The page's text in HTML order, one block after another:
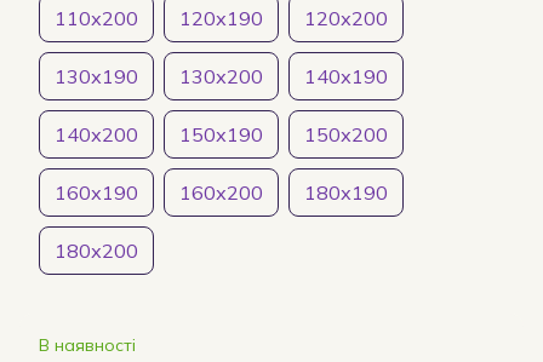
110х200 120х190 120х200
130х190 130х200 140х190
140х200 150х190 150х200
160х190 160х200 180х190
180х200
В наявності